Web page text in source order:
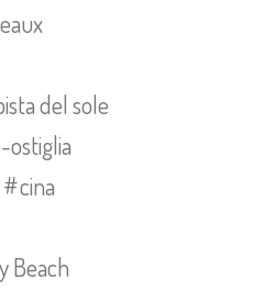
del sole
ostiglia
cina
Beach